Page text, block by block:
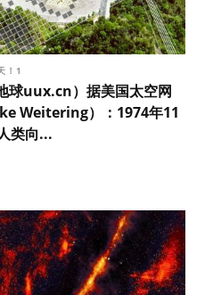
！1
球uux.cn）据美国太空网
Weitering）：1974年11
类向...